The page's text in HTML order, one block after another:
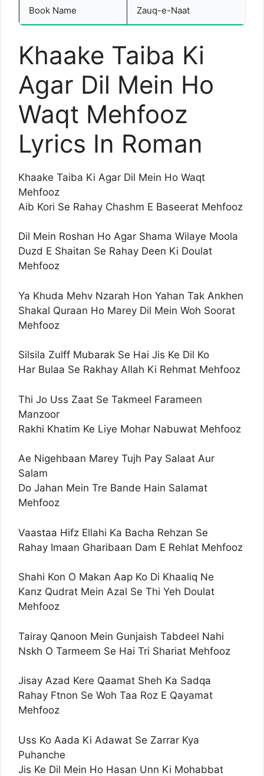
Book Name Zauq-e-Naat
Khaake Taiba Ki
Agar Dil Mein Ho
Waqt Mehfooz
Lyrics In Roman
Khaake Taiba Ki Agar Dil Mein Ho Waqt
Mehfooz
Aib Kori Se Rahay Chashm E Baseerat Mehfooz
Dil Mein Roshan Ho Agar Shama Wilaye Moola
Duzd E Shaitan Se Rahay Deen Ki Doulat
Mehfooz
Ya Khuda Mehv Nzarah Hon Yahan Tak Ankhen
Shakal Quraan Ho Marey Dil Mein Woh Soorat
Mehfooz
Silsila Zulff Mubarak Se Hai Jis Ke Dil Ko
Har Bulaa Se Rakhay Allah Ki Rehmat Mehfooz
Thi Jo Uss Zaat Se Takmeel Farameen
Manzoor
Rakhi Khatim Ke Liye Mohar Nabuwat Mehfooz
Ae Nigehbaan Marey Tujh Pay Salaat Aur
Salam
Do Jahan Mein Tre Bande Hain Salamat
Mehfooz
Vaastaa Hifz Ellahi Ka Bacha Rehzan Se
Rahay Imaan Gharibaan Dam E Rehlat Mehfooz
Shahi Kon O Makan Aap Ko Di Khaaliq Ne
Kanz Qudrat Mein Azal Se Thi Yeh Doulat
Mehfooz
Tairay Qanoon Mein Gunjaish Tabdeel Nahi
Nskh O Tarmeem Se Hai Tri Shariat Mehfooz
Jisay Azad Kere Qaamat Sheh Ka Sadqa
Rahay Ftnon Se Woh Taa Roz E Qayamat
Mehfooz
Uss Ko Aada Ki Adawat Se Zarrar Kya
Puhanche
Jis Ke Dil Mein Ho Hasan Unn Ki Mohabbat